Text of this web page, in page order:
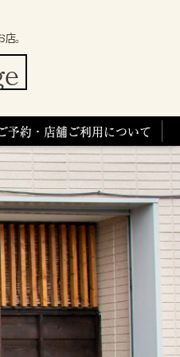
。
予約・店舗ご利用について